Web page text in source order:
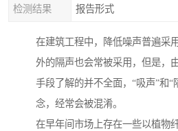
检测结果 报告形式
在建筑工程中，降低噪声普遍采
外的隔声也会常被采用，但是，
手段了解的并不全面，“吸声”和“
念，经常会被混淆。
在早年间市场上存在一些以植物